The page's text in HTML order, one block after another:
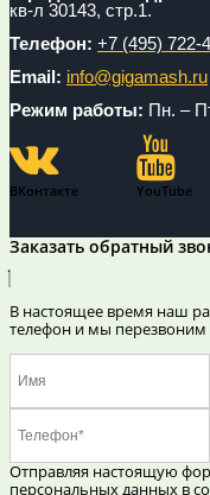
кв-л 30143, стр.1.
Телефон: +7 (495) 722-
Email: info@gigamash.ru
Режим работы: Пн. –
ВКонтакте YouTube
Заказать обратный
В настоящее время наш
телефон и мы перезвоним
Отправляя настоящую
персональных данных в